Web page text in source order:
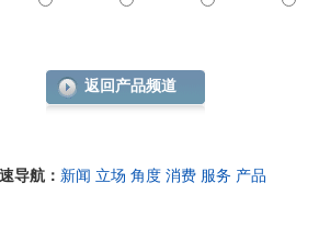
返回产品频道
导航： 新闻 立场 角度 消费 服务 产品